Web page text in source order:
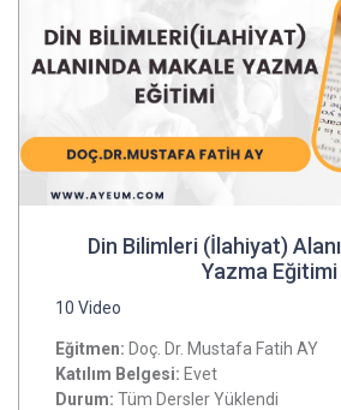
Din Bilimleri (İlahiyat)
Yazma Eğitimi
10 Video
Eğitmen: Doç. Dr. Mustafa Fatih AY
Katılım Belgesi: Evet
Durum: Tüm Dersler Yüklendi